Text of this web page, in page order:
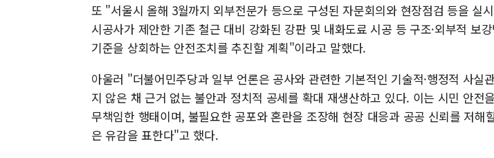
또 "서울시 올해 3월까지 외부전문가 등으로 구성된 자문회의와 현장점검 등을 실
시공사가 제안한 기존 철근 대비 강화된 강판 및 내화도료 시공 등 구조·외부적 보
기준을 상회하는 안전조치를 추진할 계획"이라고 말했다.
아울러 "더불어민주당과 일부 언론은 공사와 관련한 기본적인 기술적·행정적 사실
지 않은 채 근거 없는 불안과 정치적 공세를 확대 재생산하고 있다. 이는 시민 안전
무책임한 행태이며, 불필요한 공포와 혼란을 조장해 현장 대응과 공공 신뢰를 저해
은 유감을 표한다"고 했다.